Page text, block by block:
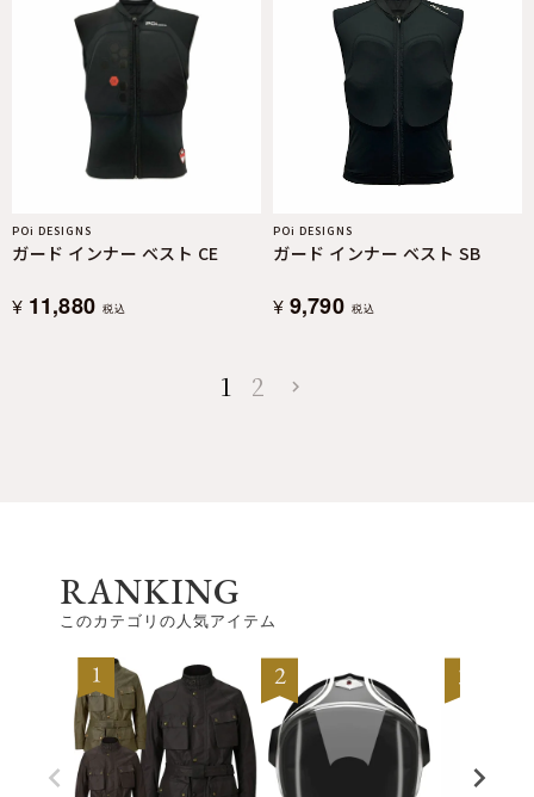
POi DESIGNS
ガード インナー ベスト CE
¥ 11,880 税込
POi DESIGNS
ガード インナー ベスト SB
¥ 9,790 税込
1 2
RANKING
このカテゴリの人気アイテム